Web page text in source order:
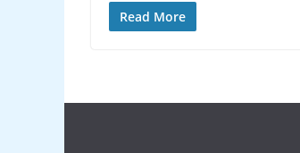
Read More